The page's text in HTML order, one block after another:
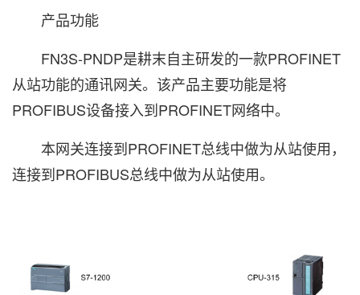
产品功能
FN3S-PNDP是耕末自主研发的一款PROFINET
从站功能的通讯网关。该产品主要功能是将
PROFIBUS设备接入到PROFINET网络中。
本网关连接到PROFINET总线中做为从站使用，
连接到PROFIBUS总线中做为从站使用。